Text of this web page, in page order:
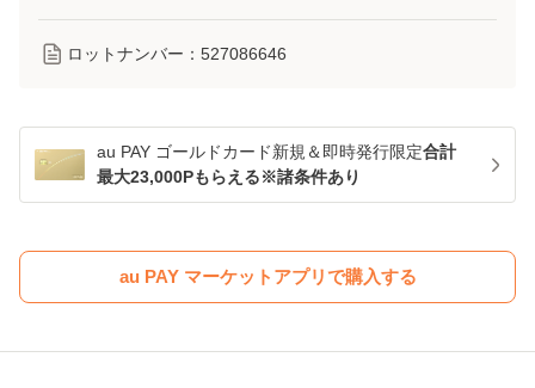
ロットナンバー： 527086646
au PAY ゴールドカード新規＆即時発行限定合計
最大23,000Pもらえる※諸条件あり
au PAY マーケットアプリで購入する